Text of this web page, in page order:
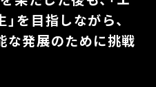
を目指しながら、
な発展のために挑戦